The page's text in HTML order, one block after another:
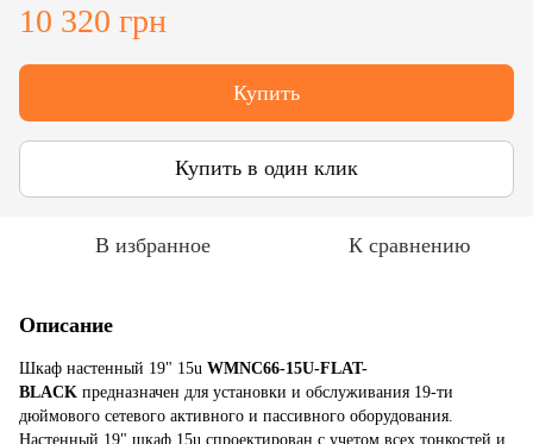
10 320 грн
Купить
Купить в один клик
В избранное К сравнению
Описание
Шкаф настенный 19" 15u WMNC66-15U-FLAT-
BLACK предназначен для установки и обслуживания 19-ти
дюймового сетевого активного и пассивного оборудования.
Настенный 19" шкаф 15u​ спроектирован с учетом всех тонкостей и